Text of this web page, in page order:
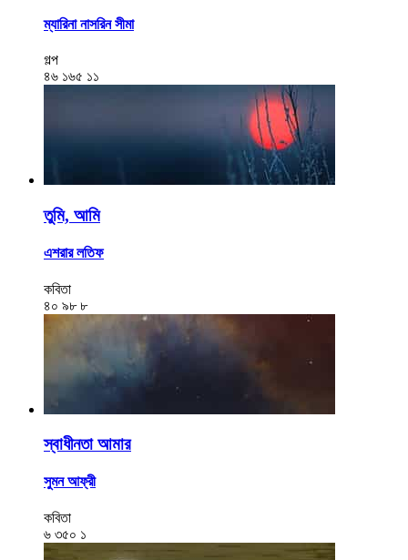
ম্যারিনা নাসরিন সীমা
গল্প
৪৬ ১৬৫ ১১
তুমি, আমি
এশরার লতিফ
কবিতা
৪০ ৯৮ ৮
স্বাধীনতা আমার
সুমন আফ্রী
কবিতা
৬ ৩৫০ ১